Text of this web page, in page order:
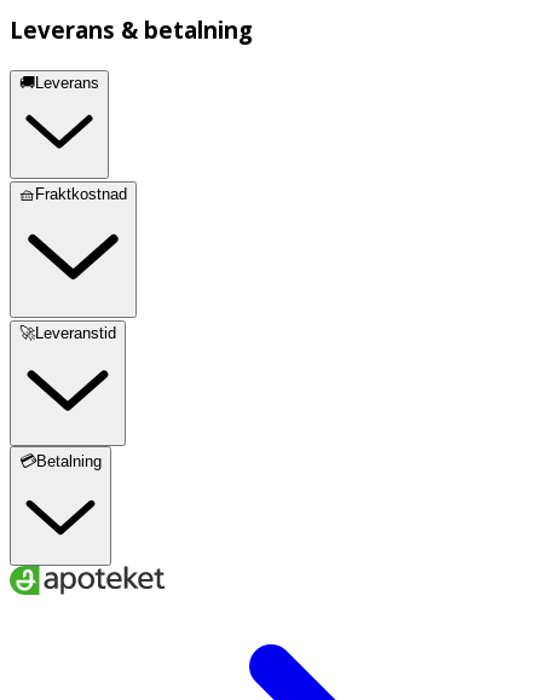
Leverans & betalning
🚚Leverans
🧺Fraktkostnad
🚀Leveranstid
💳Betalning